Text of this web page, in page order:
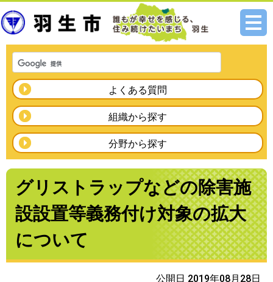
メニ
よくある質問
組織から探す
分野から探す
グリストラップなどの除害施
設設置等義務付け対象の拡大
について
公開日 2019年08月28日